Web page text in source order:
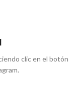
clic en el botón